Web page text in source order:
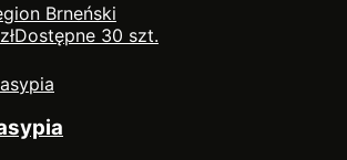
Brneński
Dostępne 30 szt.